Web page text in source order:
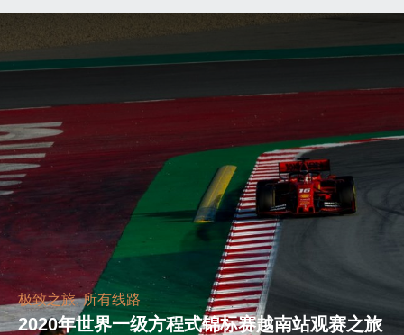
极致之旅, 所有线路
2020年世界一级方程式锦标赛越南站观赛之旅